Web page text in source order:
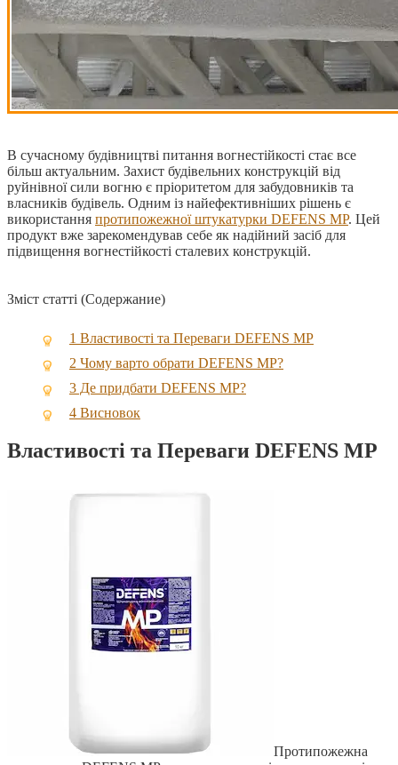
В сучасному будівництві питання вогнестійкості стає все
більш актуальним. Захист будівельних конструкцій від
руйнівної сили вогню є пріоритетом для забудовників та
власників будівель. Одним із найефективніших рішень є
використання протипожежної штукатурки DEFENS MP. Цей
продукт вже зарекомендував себе як надійний засіб для
підвищення вогнестійкості сталевих конструкцій.
Зміст статті (Содержание)
1 Властивості та Переваги DEFENS MP
2 Чому варто обрати DEFENS MP?
3 Де придбати DEFENS MP?
4 Висновок
Властивості та Переваги DEFENS MP
Протипожежна